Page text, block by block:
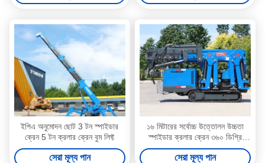
ইপিএ অনুমোদন ছোট 3 টন স্পাইডার
ক্রেন 5 টন ক্রলার ক্রেন বুম লিফ্ট
সেরা মূল্য পান
১৬ মিটারের সর্বোচ্চ উত্তোলন উচ্চতা
স্পাইডার ক্রলার ক্রেন ৩৬০ ডিগ্রি
সুইভেল সিই সার্টিফাইড
সেরা মূল্য পান